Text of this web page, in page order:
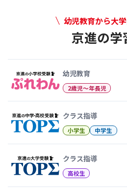
幼児教育から大
京進の学
幼児教育
2歳児〜年長児
クラス指導
小学生 中学生
クラス指導
高校生